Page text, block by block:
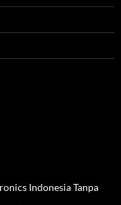
Indonesia Tanpa